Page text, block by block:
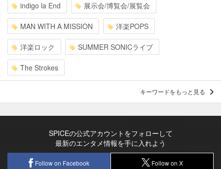
indigo la End 展示会/博覧会/展覧会
MAN WITH A MISSION 洋楽POPS
洋楽ロック SUMMER SONICライブ
The Strokes
キーワードをもっと見る
SPICEの公式アカウントをフォローして
最新のエンタメ情報を手に入れよう
Follow on Facebook Follow on X